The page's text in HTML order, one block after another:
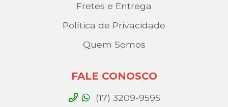
Fretes e Entrega
Política de Privacidade
Quem Somos
FALE CONOSCO
(17) 3209-9595